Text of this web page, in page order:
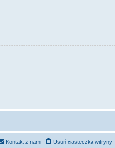
Usuń ciasteczka witryny
Kontakt z nami